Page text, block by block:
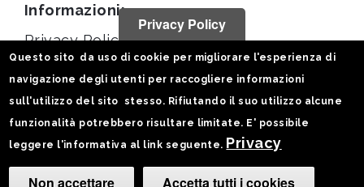
Informazioni:
Privacy Policy
Statistiche
Seguici su:
Privacy Policy
Questo sito da uso di cookie per migliorare l'esperienza di
navigazione degli utenti per raccogliere informazioni
sull'utilizzo del sito stesso. Rifiutando il suo utilizzo alcune
funzionalità potrebbero risultare limitate. E' possibile
leggere l'informativa al link seguente. Privacy
Non accettare Accetta tutti i cookies